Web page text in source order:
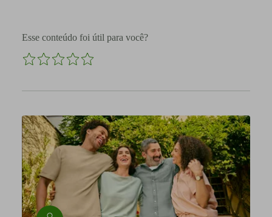
Esse conteúdo foi útil para você?